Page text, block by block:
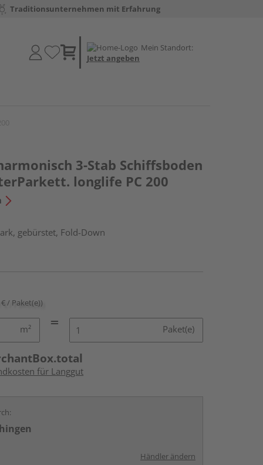
Traditionsunternehmen mit Erfahrung
Mein Standort:
Jetzt angeben
3-Stab Schiffsboden
longlife PC 200
gebürstet, Fold-Down
/ Paket(e))
m² Paket(e)
für Langgut
Händler ändern